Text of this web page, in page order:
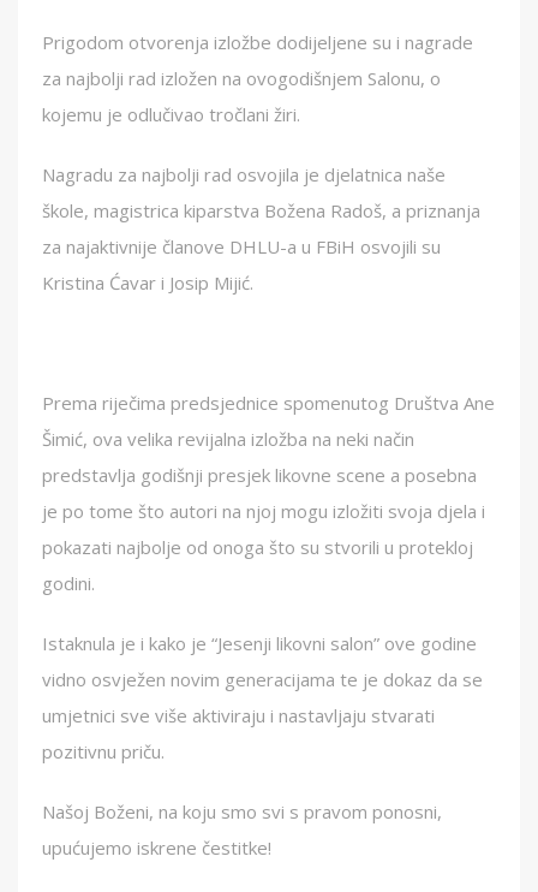
Prigodom otvorenja izložbe dodijeljene su i nagrade
za najbolji rad izložen na ovogodišnjem Salonu, o
kojemu je odlučivao tročlani žiri.
Nagradu za najbolji rad osvojila je djelatnica naše
škole, magistrica kiparstva Božena Radoš, a priznanja
za najaktivnije članove DHLU-a u FBiH osvojili su
Kristina Ćavar i Josip Mijić.
Prema riječima predsjednice spomenutog Društva Ane
Šimić, ova velika revijalna izložba na neki način
predstavlja godišnji presjek likovne scene a posebna
je po tome što autori na njoj mogu izložiti svoja djela i
pokazati najbolje od onoga što su stvorili u protekloj
godini.
Istaknula je i kako je “Jesenji likovni salon” ove godine
vidno osvježen novim generacijama te je dokaz da se
umjetnici sve više aktiviraju i nastavljaju stvarati
pozitivnu priču.
Našoj Boženi, na koju smo svi s pravom ponosni,
upućujemo iskrene čestitke!